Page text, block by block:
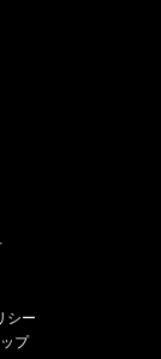
シー
プ